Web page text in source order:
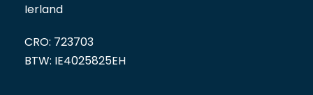
Ierland
CRO: 723703
BTW: IE4025825EH